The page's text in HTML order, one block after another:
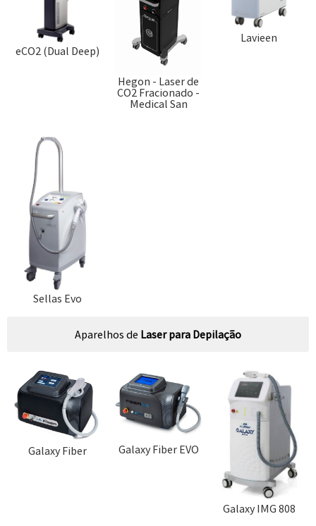
eCO2 (Dual Deep)
Hegon - Laser de
CO2 Fracionado -
Medical San
Lavieen
Sellas Evo
Aparelhos de Laser para Depilação
Galaxy Fiber Galaxy Fiber EVO
Galaxy IMG 808